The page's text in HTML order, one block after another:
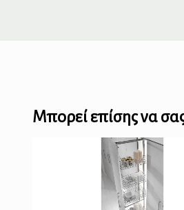
Μπορεί επίσης να